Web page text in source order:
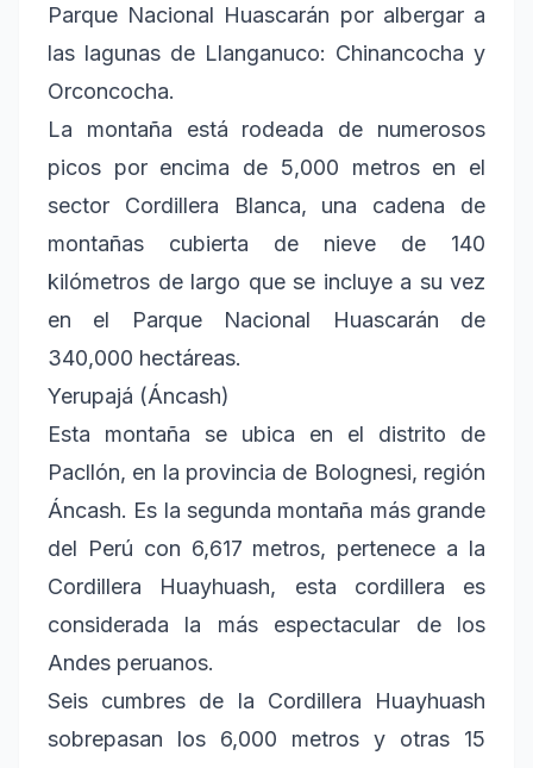
Parque Nacional Huascarán por albergar a
las lagunas de Llanganuco: Chinancocha y
Orconcocha.
La montaña está rodeada de numerosos
picos por encima de 5,000 metros en el
sector Cordillera Blanca, una cadena de
montañas cubierta de nieve de 140
kilómetros de largo que se incluye a su vez
en el Parque Nacional Huascarán de
340,000 hectáreas.
Yerupajá (Áncash)
Esta montaña se ubica en el distrito de
Pacllón, en la provincia de Bolognesi, región
Áncash. Es la segunda montaña más grande
del Perú con 6,617 metros, pertenece a la
Cordillera Huayhuash, esta cordillera es
considerada la más espectacular de los
Andes peruanos.
Seis cumbres de la Cordillera Huayhuash
sobrepasan los 6,000 metros y otras 15